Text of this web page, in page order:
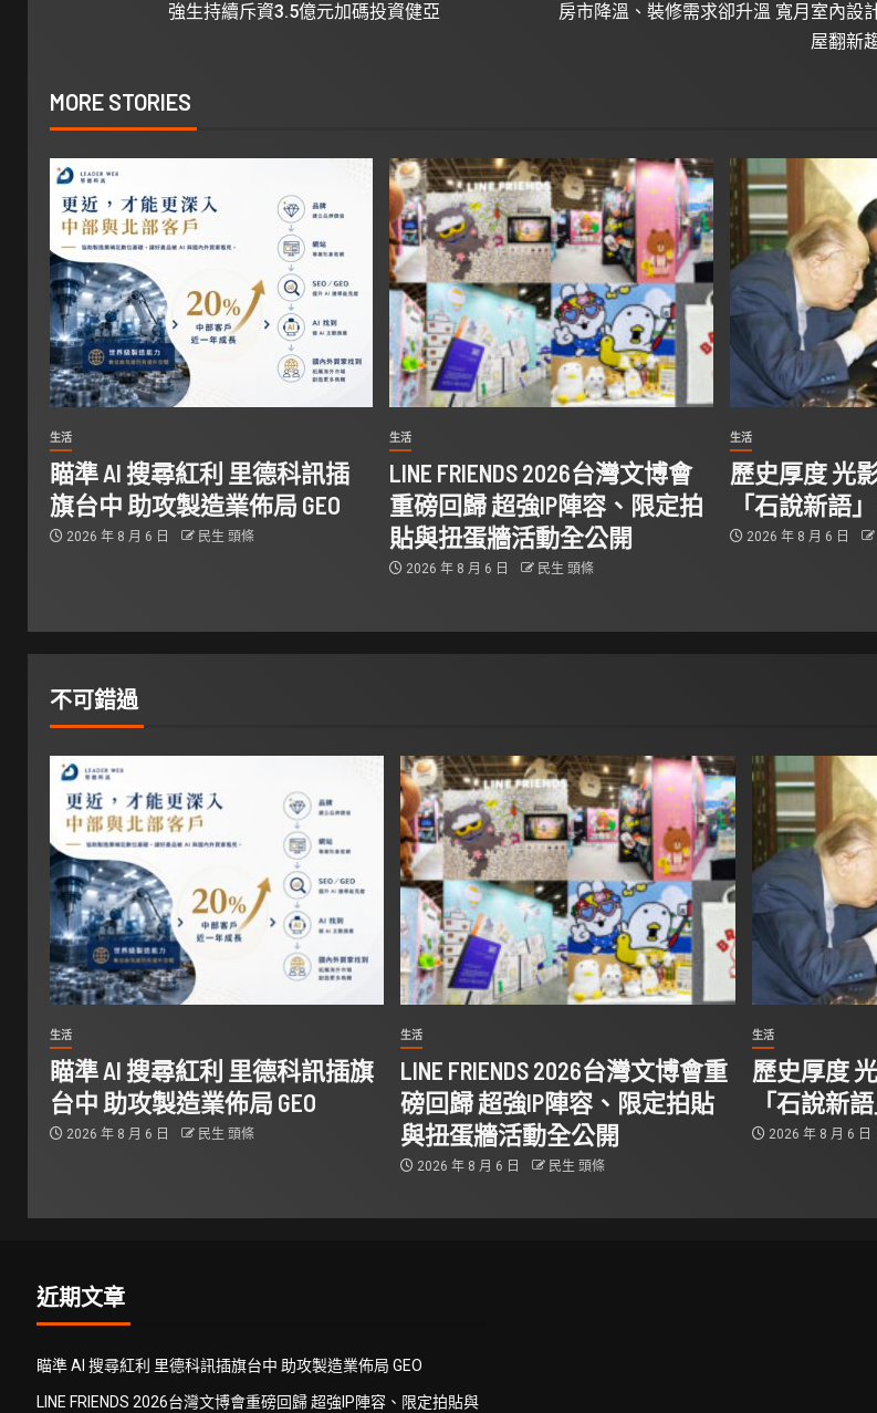
強生持續斥資3.5億元加碼投資健亞
房市降溫、裝修需求卻升溫 寬月室內設
屋翻新
MORE STORIES
生活
瞄準 AI 搜尋紅利 里德科訊插
旗台中 助攻製造業佈局 GEO
2026 年 8 月 6 日 民生 頭條
生活
LINE FRIENDS 2026台灣文博會
重磅回歸 超強IP陣容、限定拍
貼與扭蛋牆活動全公開
2026 年 8 月 6 日 民生 頭條
生活
歷史厚度 光
「石說新語
2026 年 8 月 6 日
不可錯過
生活
瞄準 AI 搜尋紅利 里德科訊插旗
台中 助攻製造業佈局 GEO
2026 年 8 月 6 日 民生 頭條
生活
LINE FRIENDS 2026台灣文博會重
磅回歸 超強IP陣容、限定拍貼
與扭蛋牆活動全公開
2026 年 8 月 6 日 民生 頭條
生活
歷史厚度
「石說新
2026 年 8 月 6 日
近期文章
瞄準 AI 搜尋紅利 里德科訊插旗台中 助攻製造業佈局 GEO
LINE FRIENDS 2026台灣文博會重磅回歸 超強IP陣容、限定拍貼與